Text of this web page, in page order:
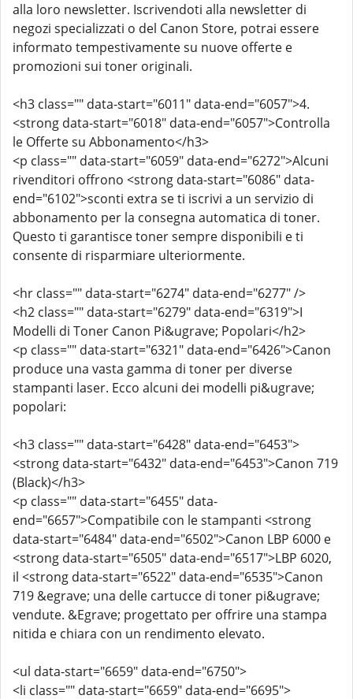
alla loro newsletter. Iscrivendoti alla newsletter di
negozi specializzati o del Canon Store, potrai essere
informato tempestivamente su nuove offerte e
promozioni sui toner originali.
<h3 class="" data-start="6011" data-end="6057">4.
<strong data-start="6018" data-end="6057">Controlla
le Offerte su Abbonamento</h3>
<p class="" data-start="6059" data-end="6272">Alcuni
rivenditori offrono <strong data-start="6086" data-
end="6102">sconti extra se ti iscrivi a un servizio di
abbonamento per la consegna automatica di toner.
Questo ti garantisce toner sempre disponibili e ti
consente di risparmiare ulteriormente.
<hr class="" data-start="6274" data-end="6277" />
<h2 class="" data-start="6279" data-end="6319">I
Modelli di Toner Canon Pi&ugrave; Popolari</h2>
<p class="" data-start="6321" data-end="6426">Canon
produce una vasta gamma di toner per diverse
stampanti laser. Ecco alcuni dei modelli pi&ugrave;
popolari:
<h3 class="" data-start="6428" data-end="6453">
<strong data-start="6432" data-end="6453">Canon 719
(Black)</h3>
<p class="" data-start="6455" data-
end="6657">Compatibile con le stampanti <strong
data-start="6484" data-end="6502">Canon LBP 6000 e
<strong data-start="6505" data-end="6517">LBP 6020,
il <strong data-start="6522" data-end="6535">Canon
719 &egrave; una delle cartucce di toner pi&ugrave;
vendute. &Egrave; progettato per offrire una stampa
nitida e chiara con un rendimento elevato.
<ul data-start="6659" data-end="6750">
<li class="" data-start="6659" data-end="6695">